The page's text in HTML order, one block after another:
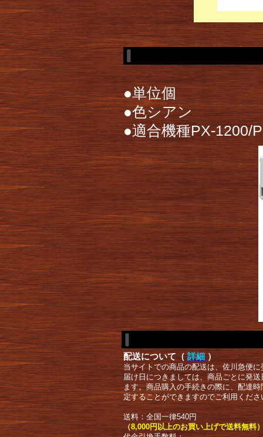
●単位個
●色シアン
●適合機種PX-1200/
配送について（ 詳細 ）
当サイトでの商品の配送は、佐川急便
届け日につきましては、商品ごとに発
ます。商品購入の手続きの際に、配達
定することができますのでご利用くださ
送料：全国一律540円
（8,000円以上のお買い上げで送料無料